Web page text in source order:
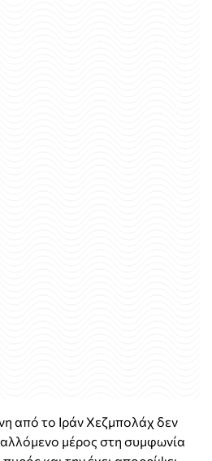
από το Ιράν Χεζμπολάχ δεν
μέρος στη συμφωνία